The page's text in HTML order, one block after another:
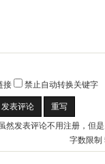
接 禁止自动转换关键字
然发表评论不用注册，但
字数限制